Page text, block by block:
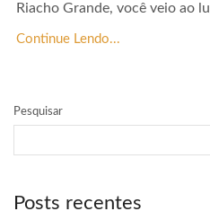
Riacho Grande, você veio ao
Continue Lendo...
Pesquisar
Posts recentes